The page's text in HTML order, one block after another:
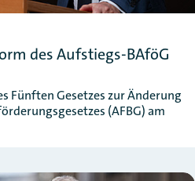
des Aufstiegs-BAföG
Fünften Gesetzes zur Änderung
(AFBG) am